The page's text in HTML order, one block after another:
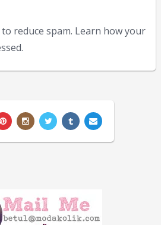
reduce spam. Learn how your